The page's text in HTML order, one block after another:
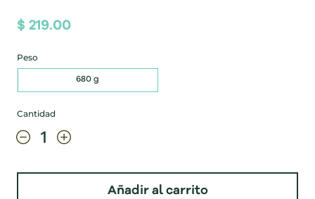
$ 219.00
Peso
680 g
Cantidad
Añadir al carrito